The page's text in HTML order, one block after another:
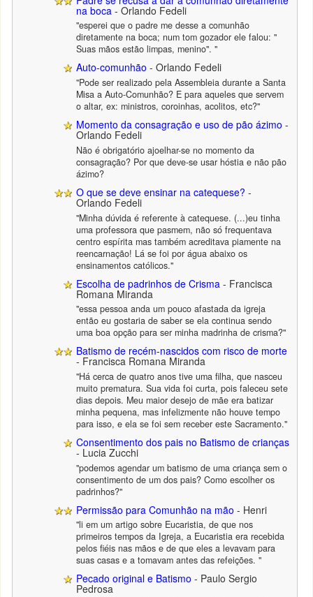
na boca - Orlando Fedeli
"esperei que o padre me desse a comunhão
diretamente na boca; num tom gozador ele falou: "
Suas mãos estão limpas, menino". "
Auto-comunhão - Orlando Fedeli
"Pode ser realizado pela Assembleia durante a Santa
Misa a Auto-Comunhão? E para aqueles que servem
o altar, ex: ministros, coroinhas, acolitos, etc?"
Momento da consagração e uso de pão ázimo -
Orlando Fedeli
Não é obrigatório ajoelhar-se no momento da
consagração? Por que deve-se usar hóstia e não pão
ázimo?
O que se deve ensinar na catequese? -
Orlando Fedeli
"Minha dúvida é referente à catequese. (...)eu tinha
uma professora que pasmem, não só frequentava
centro espírita mas também acreditava piamente na
reencarnação! Lá se foi por água abaixo os
ensinamentos católicos."
Escolha de padrinhos de Crisma - Francisca
Romana Miranda
"essa pessoa anda um pouco afastada da igreja
então eu gostaria de saber se ela continua sendo
uma boa opção para ser minha madrinha de crisma?"
Batismo de recém-nascidos com risco de morte
- Francisca Romana Miranda
"Há cerca de quatro anos tive uma filha, que nasceu
muito prematura. Sua vida foi curta, pois faleceu sete
dias depois. Meu maior desejo de mãe era batizar
minha pequena, mas infelizmente não houve tempo
para isso, e ela se foi sem receber este Sacramento."
Consentimento dos pais no Batismo de crianças
- Lucia Zucchi
"podemos agendar um batismo de uma criança sem o
consentimento de um dos pais? Como escolher os
padrinhos?"
Permissão para Comunhão na mão - Henri
"li em um artigo sobre Eucaristia, de que nos
primeiros tempos da Igreja, a Eucaristia era recebida
pelos fiéis nas mãos e de que eles a levavam para
suas casas e a tomavam antes das refeições. "
Pecado original e Batismo - Paulo Sergio
Pedrosa